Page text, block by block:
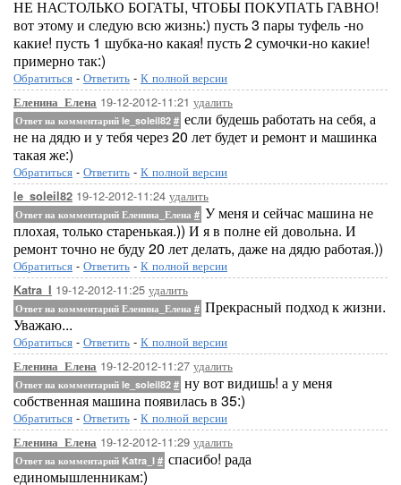
НЕ НАСТОЛЬКО БОГАТЫ, ЧТОБЫ ПОКУПАТЬ ГАВНО!
вот этому и следую всю жизнь:) пусть 3 пары туфель -но
какие! пусть 1 шубка-но какая! пусть 2 сумочки-но какие!
примерно так:)
Обратиться - Ответить - К полной версии
Еленина_Елена 19-12-2012-11:21 удалить
Ответ на комментарий le_soleil82 # если будешь работать на себя, а
не на дядю и у тебя через 20 лет будет и ремонт и машинка
такая же:)
Обратиться - Ответить - К полной версии
le_soleil82 19-12-2012-11:24 удалить
Ответ на комментарий Еленина_Елена # У меня и сейчас машина не
плохая, только старенькая.)) И я в полне ей довольна. И
ремонт точно не буду 20 лет делать, даже на дядю работая.))
Обратиться - Ответить - К полной версии
Katra_I 19-12-2012-11:25 удалить
Ответ на комментарий Еленина_Елена # Прекрасный подход к жизни.
Уважаю...
Обратиться - Ответить - К полной версии
Еленина_Елена 19-12-2012-11:27 удалить
Ответ на комментарий le_soleil82 # ну вот видишь! а у меня
собственная машина появилась в 35:)
Обратиться - Ответить - К полной версии
Еленина_Елена 19-12-2012-11:29 удалить
Ответ на комментарий Katra_I # спасибо! рада
единомышленникам:)